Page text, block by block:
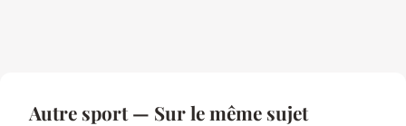
Autre sport — Sur le même sujet